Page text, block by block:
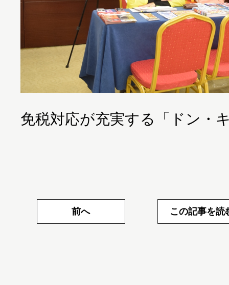
免税対応が充実する「ドン・
前へ この記事を読